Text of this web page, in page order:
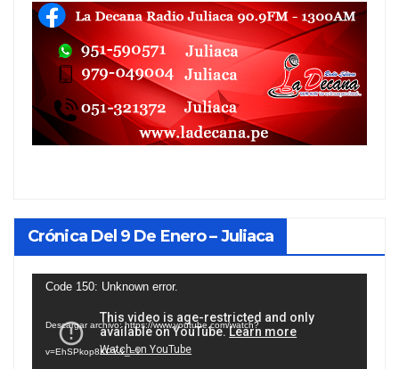
Crónica Del 9 De Enero – Juliaca
Reproductor
vídeo
Code 150: Unknown error.
Descargar archivo: https://www.youtube.com/watch?
v=EhSPkop8KPY&_=1